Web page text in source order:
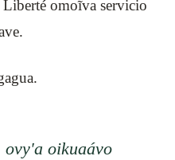
omoĩva servicio
oikuaávo